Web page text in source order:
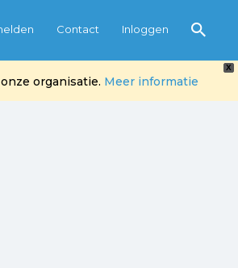
X
organisatie. Meer informatie
Contact Inloggen